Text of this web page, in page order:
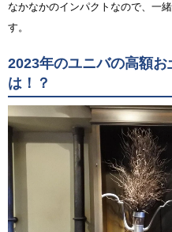
なかなかのインパクトなので、一
す。
2023年のユニバの高額
は！？